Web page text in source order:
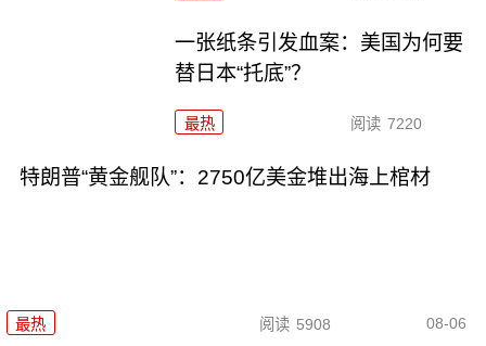
一张纸条引发血案：美国为何要
替日本“托底”？
最热 阅读 7220
特朗普“黄金舰队”：2750亿美金堆出海上棺材
最热 阅读 5908 08-06